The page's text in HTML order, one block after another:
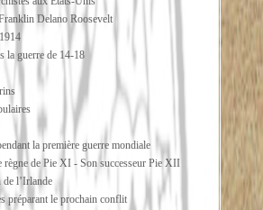
Delano Roosevelt
la guerre de 14-18
la première guerre mondiale
règne de Pie XI - Son successeur Pie XII
l’Irlande
préparant le prochain conflit